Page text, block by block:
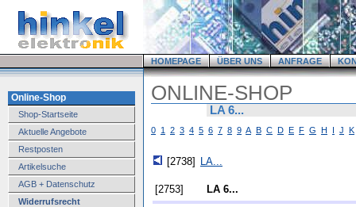
HOMEPAGE ÜBER UNS ANFRAGE
Online-Shop
Shop-Startseite
Aktuelle Angebote
Restposten
Artikelsuche
AGB + Datenschutz
Widerrufsrecht
ONLINE-SHOP
LA 6...
0 1 2 3 4 5 6 7 8 9 A B C D E F G H I J K
[2738] LA...
[2753] LA 6...